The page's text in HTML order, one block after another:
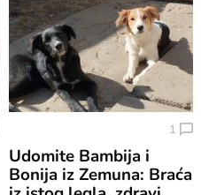
1
Udomite Bambija i
Bonija iz Zemuna: Braća